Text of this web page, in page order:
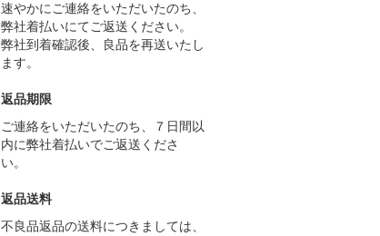
速やかにご連絡をいただいたのち、
弊社着払いにてご返送ください。
弊社到着確認後、良品を再送いたし
ます。
返品期限
ご連絡をいただいたのち、７日間以
内に弊社着払いでご返送くださ
い。
返品送料
不良品返品の送料につきましては、